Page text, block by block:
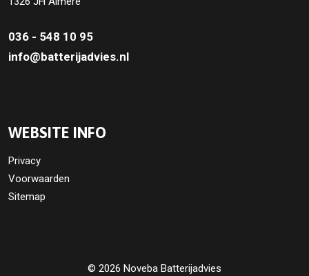
036 - 548 10 95
info@batterijadvies.nl
WEBSITE INFO
Privacy
Voorwaarden
Sitemap
© 2026 Noveba Batterijadvies